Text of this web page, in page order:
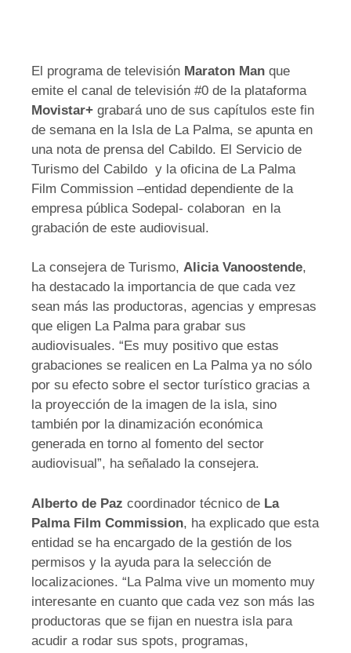
El programa de televisión Maraton Man que
emite el canal de televisión #0 de la plataforma
Movistar+ grabará uno de sus capítulos este fin
de semana en la Isla de La Palma, se apunta en
una nota de prensa del Cabildo. El Servicio de
Turismo del Cabildo y la oficina de La Palma
Film Commission –entidad dependiente de la
empresa pública Sodepal- colaboran en la
grabación de este audiovisual.
La consejera de Turismo, Alicia Vanoostende,
ha destacado la importancia de que cada vez
sean más las productoras, agencias y empresas
que eligen La Palma para grabar sus
audiovisuales. “Es muy positivo que estas
grabaciones se realicen en La Palma ya no sólo
por su efecto sobre el sector turístico gracias a
la proyección de la imagen de la isla, sino
también por la dinamización económica
generada en torno al fomento del sector
audiovisual”, ha señalado la consejera.
Alberto de Paz coordinador técnico de La
Palma Film Commission, ha explicado que esta
entidad se ha encargado de la gestión de los
permisos y la ayuda para la selección de
localizaciones. “La Palma vive un momento muy
interesante en cuanto que cada vez son más las
productoras que se fijan en nuestra isla para
acudir a rodar sus spots, programas,